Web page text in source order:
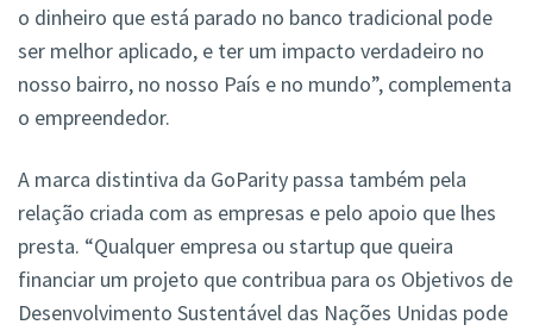
o dinheiro que está parado no banco tradicional pode
ser melhor aplicado, e ter um impacto verdadeiro no
nosso bairro, no nosso País e no mundo”, complementa
o empreendedor.
A marca distintiva da GoParity passa também pela
relação criada com as empresas e pelo apoio que lhes
presta. “Qualquer empresa ou startup que queira
financiar um projeto que contribua para os Objetivos de
Desenvolvimento Sustentável das Nações Unidas pode